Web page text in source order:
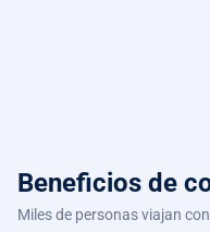
Beneficios de
Miles de personas viajan